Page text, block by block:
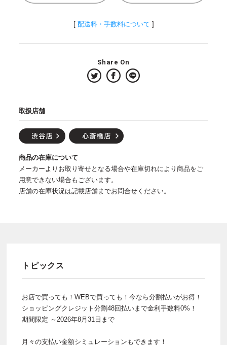
[ 配送料・手数料について ]
Share On
取扱店舗
商品の在庫について
メーカーよりお取り寄せとなる場合や在庫切れにより商品をご
用意できない場合もございます。
店舗の在庫状況は記載店舗までお問合せください。
トピックス
お店で買っても！WEBで買っても！今なら分割払いがお得！
ショッピングクレジット分割48回払いまで金利手数料0%！
期間限定 ～2026年8月31日まで
月々の支払い金額シミュレーションもできます！